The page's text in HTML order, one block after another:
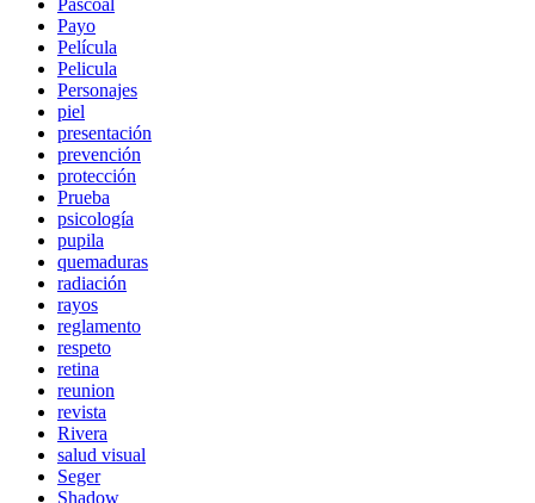
Pascoal
Payo
Película
Pelicula
Personajes
piel
presentación
prevención
protección
Prueba
psicología
pupila
quemaduras
radiación
rayos
reglamento
respeto
retina
reunion
revista
Rivera
salud visual
Seger
Shadow